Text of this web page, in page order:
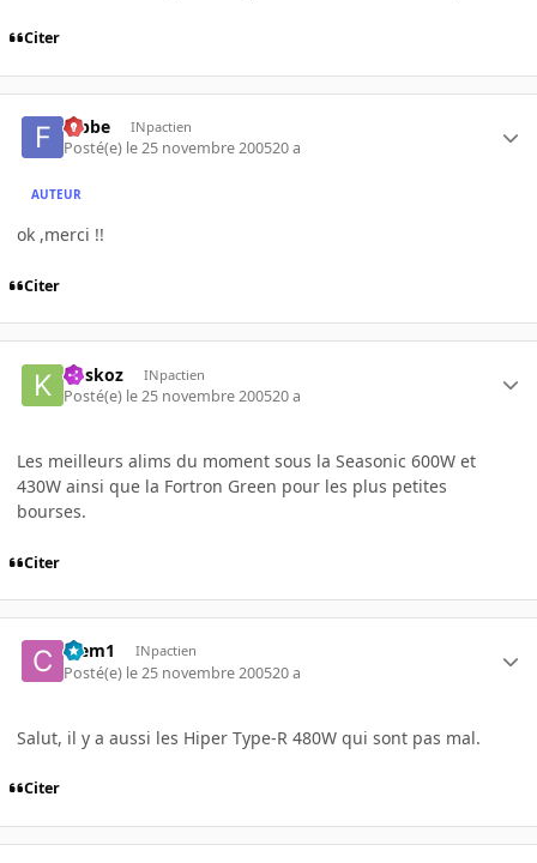
Citer
fabbe INpactien
Posté(e) le 25 novembre 200520 a
AUTEUR
ok ,merci !!
Citer
koskoz INpactien
Posté(e) le 25 novembre 200520 a
Les meilleurs alims du moment sous la Seasonic 600W et
430W ainsi que la Fortron Green pour les plus petites
bourses.
Citer
Clem1 INpactien
Posté(e) le 25 novembre 200520 a
Salut, il y a aussi les Hiper Type-R 480W qui sont pas mal.
Citer